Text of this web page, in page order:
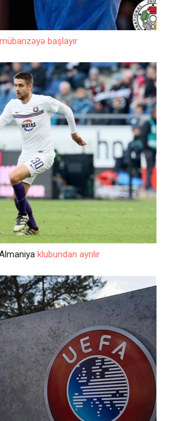
mübarizəyə başlayır
klubundan ayrılır